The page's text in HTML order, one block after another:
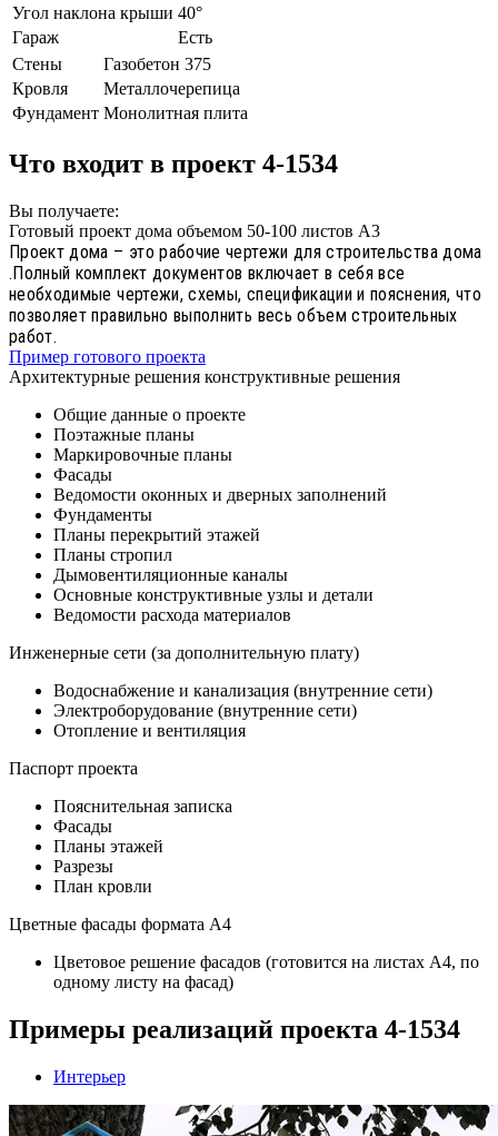
Угол наклона крыши 40°
Гараж
Есть
Стены
Газобетон 375
Кровля
Металлочерепица
Фундамент Монолитная плита
Что входит в проект 4-1534
Вы получаете:
Готовый проект дома объемом 50-100 листов А3
Проект дома – это рабочие чертежи для строительства дома
.Полный комплект документов включает в себя все
необходимые чертежи, схемы, спецификации и пояснения, что
позволяет правильно выполнить весь объем строительных
работ.
Пример готового проекта
Архитектурные решения конструктивные решения
Общие данные о проекте
Поэтажные планы
Маркировочные планы
Фасады
Ведомости оконных и дверных заполнений
Фундаменты
Планы перекрытий этажей
Планы стропил
Дымовентиляционные каналы
Основные конструктивные узлы и детали
Ведомости расхода материалов
Инженерные сети (за дополнительную плату)
Водоснабжение и канализация (внутренние сети)
Электроборудование (внутренние сети)
Отопление и вентиляция
Паспорт проекта
Пояснительная записка
Фасады
Планы этажей
Разрезы
План кровли
Цветные фасады формата А4
Цветовое решение фасадов (готовится на листах А4, по
одному листу на фасад)
Примеры реализаций проекта 4-1534
Интерьер